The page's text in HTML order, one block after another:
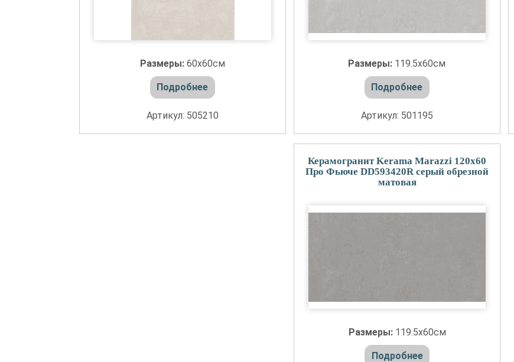
Размеры: 60x60см
Подробнее
Артикул: 505210
Размеры: 119.5x60см
Подробнее
Артикул: 501195
Керамогранит Kerama Marazzi 120x60
Про Фьюче DD593420R серый обрезной
матовая
Размеры: 119.5x60см
Подробнее